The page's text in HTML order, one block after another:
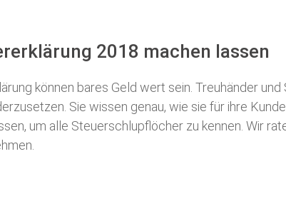
2018 machen lassen
können bares Geld wert sein. Treuhänder
Sie wissen genau, wie sie für ihre
um alle Steuerschlupflöcher zu kennen. Wir